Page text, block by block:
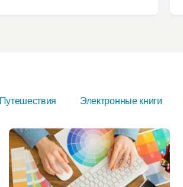
Путешествия Электронные книги